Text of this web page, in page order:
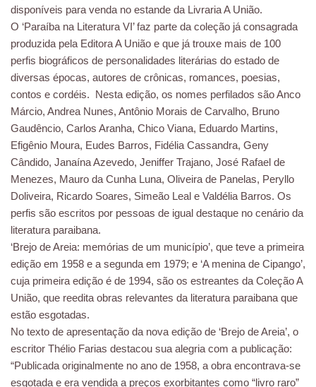
disponíveis para venda no estande da Livraria A União.
O ‘Paraíba na Literatura VI’ faz parte da coleção já consagrada
produzida pela Editora A União e que já trouxe mais de 100
perfis biográficos de personalidades literárias do estado de
diversas épocas, autores de crônicas, romances, poesias,
contos e cordéis. Nesta edição, os nomes perfilados são Anco
Márcio, Andrea Nunes, Antônio Morais de Carvalho, Bruno
Gaudêncio, Carlos Aranha, Chico Viana, Eduardo Martins,
Efigênio Moura, Eudes Barros, Fidélia Cassandra, Geny
Cândido, Janaína Azevedo, Jeniffer Trajano, José Rafael de
Menezes, Mauro da Cunha Luna, Oliveira de Panelas, Peryllo
Doliveira, Ricardo Soares, Simeão Leal e Valdélia Barros. Os
perfis são escritos por pessoas de igual destaque no cenário da
literatura paraibana.
‘Brejo de Areia: memórias de um município’, que teve a primeira
edição em 1958 e a segunda em 1979; e ‘A menina de Cipango’,
cuja primeira edição é de 1994, são os estreantes da Coleção A
União, que reedita obras relevantes da literatura paraibana que
estão esgotadas.
No texto de apresentação da nova edição de ‘Brejo de Areia’, o
escritor Thélio Farias destacou sua alegria com a publicação:
“Publicada originalmente no ano de 1958, a obra encontrava-se
esgotada e era vendida a preços exorbitantes como “livro raro”